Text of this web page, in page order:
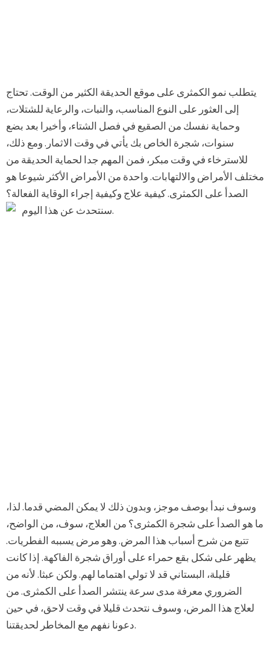
يتطلب نمو الكمثرى على موقع الحديقة الكثير من الوقت. تحتاج
إلى العثور على النوع المناسب، والنبات، والرعاية للشتلات،
وحماية نفسك من الصقيع في فصل الشتاء، وأخيرا بعد بضع
سنوات، شجرة الخاص بك يأتي في وقت الاثمار. ومع ذلك،
للاسترخاء في وقت مبكر، فمن المهم جدا لحماية الحديقة من
مختلف الأمراض والالتهابات. واحدة من الأمراض الأكثر شيوعا هو
الصدأ على الكمثرى. كيفية علاج وكيفية إجراء الوقاية الفعالة؟
سنتحدث عن هذا اليوم.
وسوف نبدأ بوصف موجز، وبدون ذلك لا يمكن المضي قدما. لذا،
ما هو الصدأ على شجرة الكمثرى؟ من العلاج، سوف، من الواضح،
تتبع من شرح أسباب هذا المرض. وهو مرض يسببه الفطريات.
يظهر على شكل بقع حمراء على أوراق شجرة الفاكهة. إذا كانت
قليلة، البستاني قد لا تولي اهتماما لهم. ولكن عبثا. لأنه من
الضروري معرفة مدى سرعة ينتشر الصدأ على الكمثرى. من
لعلاج هذا المرض، وسوف نتحدث قليلا في وقت لاحق، في حين
دعونا نفهم مع المخاطر لحديقتنا.